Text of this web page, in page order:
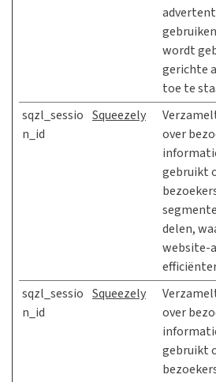
wordt
gerichte
toe te
sqzl_sessio
n_id
Squeezely
over
gebruikt
delen,
website-
sqzl_sessio
n_id
Squeezely
over
gebruikt